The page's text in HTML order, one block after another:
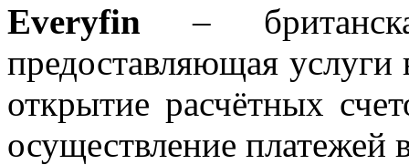
Everyfin–
предоставляющая
открытие расчётных
осуществление платежей